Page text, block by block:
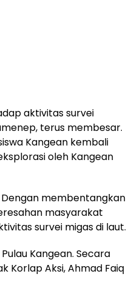
aktivitas survei
terus membesar.
Kangean kembali
oleh Kangean
Dengan membentangkan
masyarakat
survei migas di laut.
Kangean. Secara
Korlap Aksi, Ahmad Faiq